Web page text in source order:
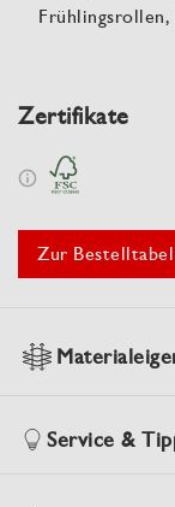
Frühlingsrollen,
Zertifikate
Zur
Service &